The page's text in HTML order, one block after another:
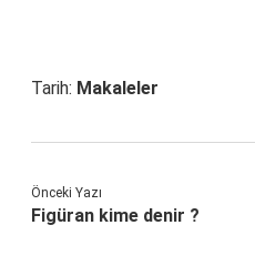
Tarih: Makaleler
Önceki Yazı
Figüran kime denir ?